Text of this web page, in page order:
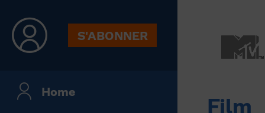
S'ABONNER
Home
Film